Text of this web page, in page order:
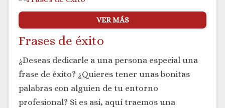
VER MÁS
Frases de éxito
¿Deseas dedicarle a una persona especial una
frase de éxito? ¿Quieres tener unas bonitas
palabras con alguien de tu entorno
profesional? Si es así, aquí traemos una